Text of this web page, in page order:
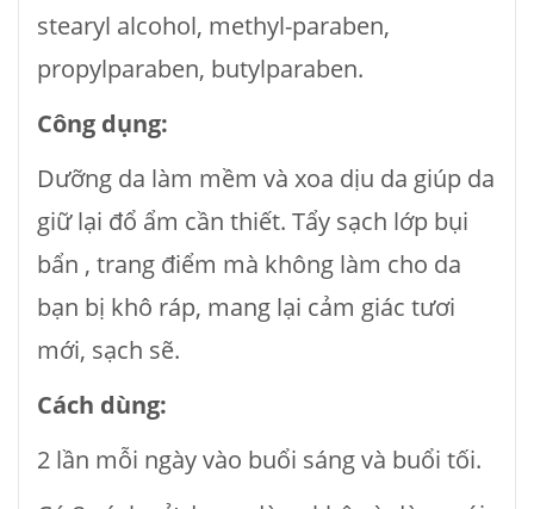
stearyl alcohol, methyl-paraben,
propylparaben, butylparaben.
Công dụng:
Dưỡng da làm mềm và xoa dịu da giúp da
giữ lại đổ ẩm cần thiết. Tẩy sạch lớp bụi
bẩn , trang điểm mà không làm cho da
bạn bị khô ráp, mang lại cảm giác tươi
mới, sạch sẽ.
Cách dùng:
2 lần mỗi ngày vào buổi sáng và buổi tối.